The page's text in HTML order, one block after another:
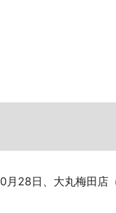
月28日、大丸梅田店